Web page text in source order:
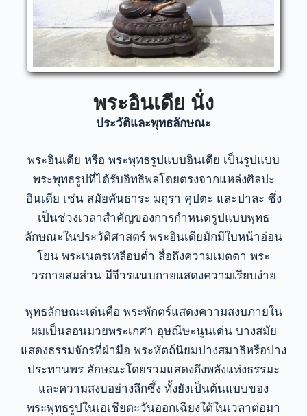
พระอินเดีย นั่ง
ประวัติและพุทธลักษณะ
พระอินเดีย หรือ พระพุทธรูปแบบอินเดีย เป็นรูปแบบ
พระพุทธรูปที่ได้รับอิทธิพลโดยตรงจากแหล่งศิลปะ
อินเดีย เช่น สมัยคันธาระ มถุรา คุปตะ และปาละ ซึ่ง
เป็นช่วงเวลาสำคัญของการกำหนดรูปแบบพุทธ
ลักษณะในประวัติศาสตร์ พระอินเดียมักมีใบหน้าอ่อน
โยน พระเนตรเหลือบต่ำ สื่อถึงความเมตตา พระ
วรกายสมส่วน มีจีวรแนบกายแสดงความเรียบง่าย
พุทธลักษณะเด่นคือ พระพักตร์แสดงความสงบภายใน
ผมเป็นลอนมวยพระเกศา อุษณีษะนูนเด่น บางสมัย
แสดงธรรมจักรที่ฝ่ามือ พระหัตถ์นิยมปางสมาธิหรือปาง
ประทานพร ลักษณะโดยรวมแสดงถึงพลังแห่งธรรมะ
และความสงบอย่างลึกซึ้ง ทั้งยังเป็นต้นแบบของ
พระพุทธรูปในเอเชียตะวันออกเฉียงใต้ในเวลาต่อมา